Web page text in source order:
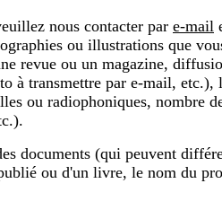
nous contacter par e-mail
ou illustrations que
revue ou un magazine,
transmettre par e-mail,
ou radiophoniques,
documents (qui peuvent
ou d'un livre, le nom du